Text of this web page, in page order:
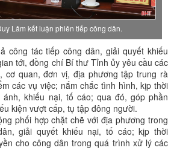
Lâm kết luận phiên tiếp công dân.
công tác tiếp công dân, giải quyết khiếu
tới, đồng chí Bí thư Tỉnh ủy yêu cầu các
cơ quan, đơn vị, địa phương tập trung rà
các vụ việc; nắm chắc tình hình, kịp thời
khiếu nại, tố cáo; qua đó, góp phần
kiện vượt cấp, tụ tập đông người.
phối hợp chặt chẽ với địa phương trong
giải quyết khiếu nại, tố cáo; kịp thời
cho công dân trong quá trình xử lý các